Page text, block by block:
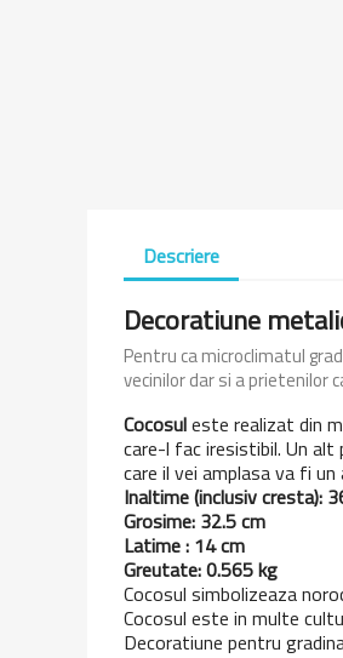
Descriere
Decoratiune
Pentru ca microclimatul
vecinilor dar si a prietenilor
Cocosuleste realizat din
care-l fac iresistibil. Un alt
care il vei amplasa va fi
Inaltime (inclusiv cresta):
Grosime: 32.5 cm
Latime : 14 cm
Greutate: 0.565 kg
Cocosul simbolizeaza
Cocosul este in multe
Decoratiune pentru